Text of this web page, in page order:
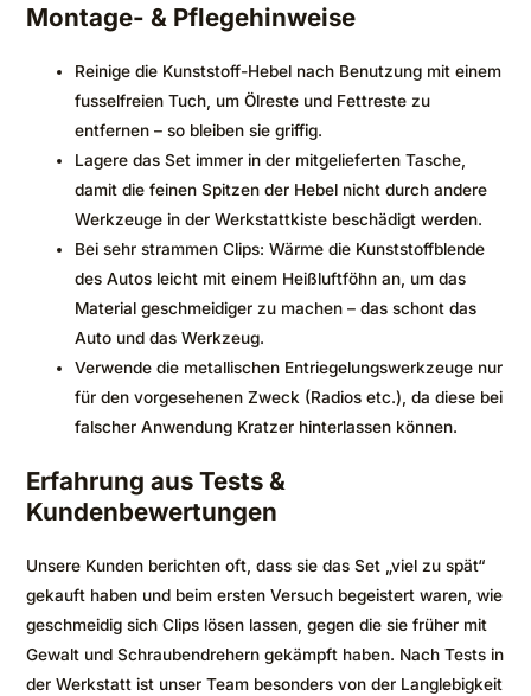
Montage- & Pflegehinweise
Reinige die Kunststoff-Hebel nach Benutzung mit einem
fusselfreien Tuch, um Ölreste und Fettreste zu
entfernen – so bleiben sie griffig.
Lagere das Set immer in der mitgelieferten Tasche,
damit die feinen Spitzen der Hebel nicht durch andere
Werkzeuge in der Werkstattkiste beschädigt werden.
Bei sehr strammen Clips: Wärme die Kunststoffblende
des Autos leicht mit einem Heißluftföhn an, um das
Material geschmeidiger zu machen – das schont das
Auto und das Werkzeug.
Verwende die metallischen Entriegelungswerkzeuge nur
für den vorgesehenen Zweck (Radios etc.), da diese bei
falscher Anwendung Kratzer hinterlassen können.
Erfahrung aus Tests &
Kundenbewertungen
Unsere Kunden berichten oft, dass sie das Set „viel zu spät“
gekauft haben und beim ersten Versuch begeistert waren, wie
geschmeidig sich Clips lösen lassen, gegen die sie früher mit
Gewalt und Schraubendrehern gekämpft haben. Nach Tests in
der Werkstatt ist unser Team besonders von der Langlebigkeit